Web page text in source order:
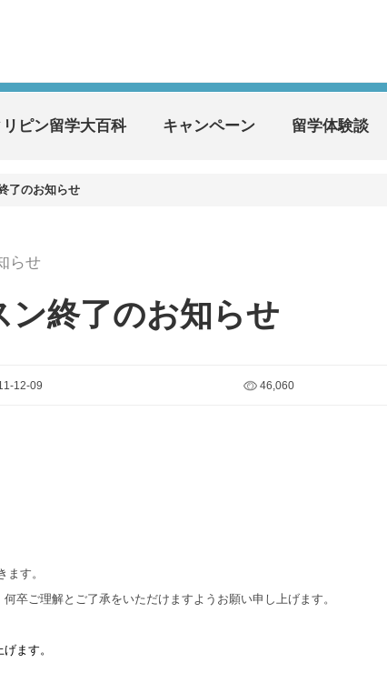
リピン留学大百科 キャンペーン 留学体験談
了のお知らせ
らせ
終了のお知らせ
12-09 46,060
ます。
卒ご理解とご了承をいただけますようお願い申し上げます。
げます。